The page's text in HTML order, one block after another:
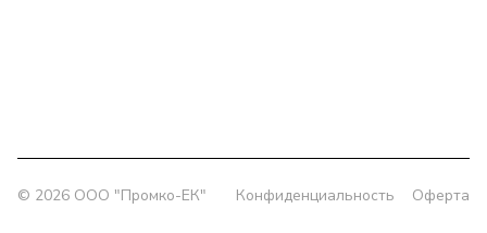
© 2026 OOO "Промко-ЕК" Конфиденциальность Оферта